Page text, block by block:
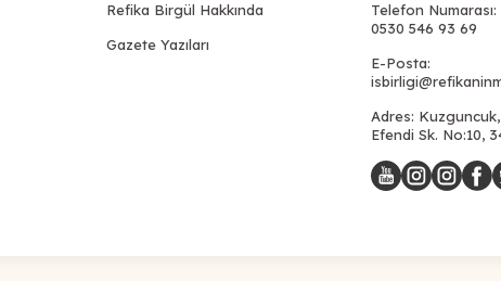
Refika Birgül Hakkında
Gazete Yazıları
Telefon Numarası:
0530 546 93 69
E-Posta:
Adres:
Efendi Sk. No:10,